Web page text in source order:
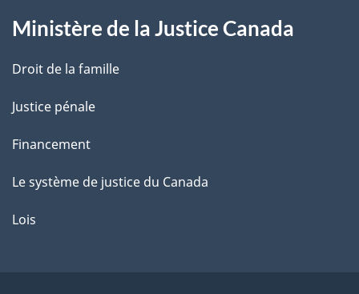
e
Ministère de la Justice Canada
Droit de la famille
Justice pénale
Financement
Le système de justice du Canada
Lois